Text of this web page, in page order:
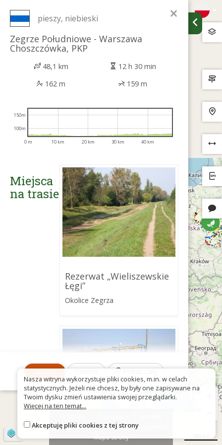
×
pieszy, niebieski
Zegrze Południowe - Warszawa
Choszczówka, PKP
48,1 km
12 h 30 min
162 m
159 m
0 m 10 km 20 km 30 km 40 km
100m
150m
Miejsca
na trasie
Rezerwat „Wieliszewskie
Łęgi”
Okolice Zegrza
Wodociąg Północny
Więcej
Znak nie tak?
Deklaracja dostępności
Mapa strony
Nasza witryna wykorzystuje pliki cookies, m.in. w celach
statystycznych. Jeżeli nie chcesz, by były one zapisywane na
Twoim dysku zmień ustawienia swojej przeglądarki.
Więcej na ten temat...
Akceptuję pliki cookies z tej strony